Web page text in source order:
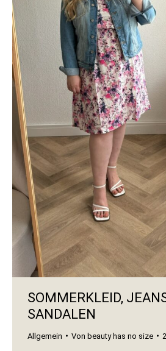
SOMMERKLEID,
SANDALEN
Allgemein Von beauty has no size